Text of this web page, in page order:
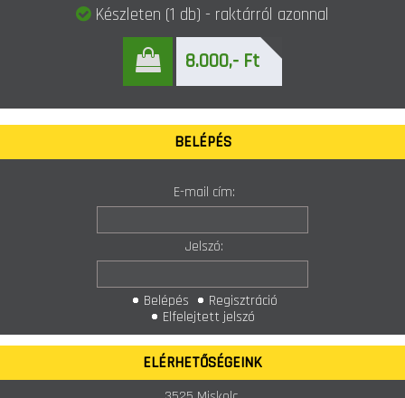
Készleten (1 db) - raktárról azonnal
8.000,- Ft
BELÉPÉS
E-mail cím:
Jelszó:
Belépés
Regisztráció
Elfelejtett jelszó
ELÉRHETŐSÉGEINK